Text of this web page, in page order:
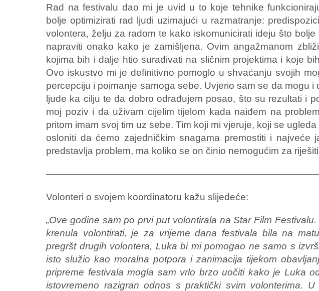
Rad na festivalu dao mi je uvid u to koje tehnike
bolje optimizirati rad ljudi uzimajući u razmatranje:
volontera, želju za radom te kako iskomunicirati ideju što
napraviti onako kako je zamišljena. Ovim angažmanom
kojima bih i dalje htio surađivati na sličnim projektima i koje
Ovo iskustvo mi je definitivno pomoglo u shvaćanju svojih
percepciju i poimanje samoga sebe. Uvjerio sam se da mogu i
ljude ka cilju te da dobro odrađujem posao, što su rezultati i
moj poziv i da uživam cijelim tijelom kada naiđem na
pritom imam svoj tim uz sebe. Tim koji mi vjeruje, koji se
osloniti da ćemo zajedničkim snagama premostiti i najveće
predstavlja problem, ma koliko se on činio nemogućim za
Volonteri o svojem koordinatoru kažu slijedeće:
„Ove godine sam po prvi put volontirala na Star Film
krenula volontirati, je za vrijeme dana festivala bila na
pregršt drugih volontera, Luka bi mi pomogao ne samo s
isto služio kao moralna potpora i zanimacija tijekom
pripreme festivala mogla sam vrlo brzo uočiti kako je Luka
istovremeno razigran odnos s praktički svim volonterima.